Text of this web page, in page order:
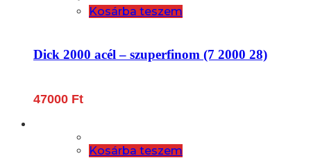
Kosárba teszem
Dick 2000 acél – szuperfinom (7 2000 28)
47000 Ft
Kosárba teszem